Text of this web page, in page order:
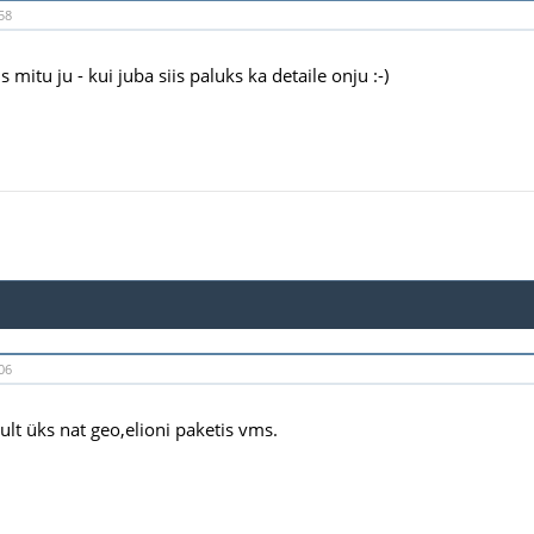
mitu ju - kui juba siis paluks ka detaile onju :-)
üks nat geo,elioni paketis vms.